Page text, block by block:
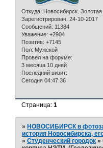
Откуда: Новосибирск.
Зарегистрирован: 24-10-2017
Сообщений: 11384
Уважение: +2904
Позитив: +7145
Пол: Мужской
Провел на форуме:
3 месяца 10 дней
Последний визит:
Сегодня 04:47:36
Страница:1
» НОВОСИБИРСК в
история Новосибирска,
»Студенческий городок »